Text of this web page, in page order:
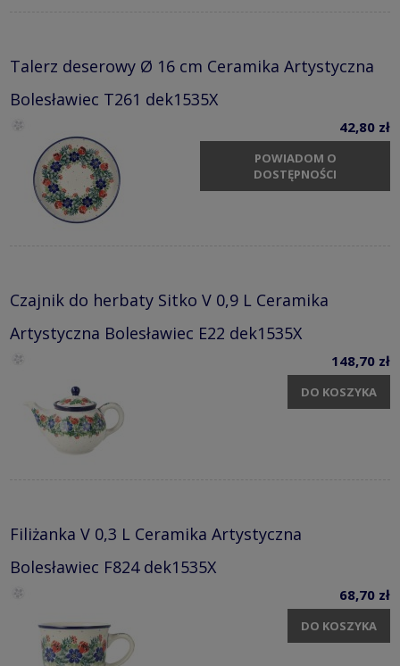
Talerz deserowy Ø 16 cm Ceramika Artystyczna
Bolesławiec T261 dek1535X
42,80 zł
POWIADOM O
DOSTĘPNOŚCI
Czajnik do herbaty Sitko V 0,9 L Ceramika
Artystyczna Bolesławiec E22 dek1535X
148,70 zł
DO KOSZYKA
Filiżanka V 0,3 L Ceramika Artystyczna
Bolesławiec F824 dek1535X
68,70 zł
DO KOSZYKA